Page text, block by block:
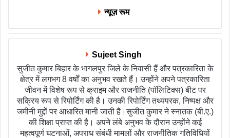
न्यूज़ रूम
Sujeet Singh
सुजीत कुमार बिहार के भागलपुर जिले के निवासी हैं और पत्रकारिता के
क्षेत्र में लगभग 8 वर्षों का अनुभव रखते हैं। उन्होंने अपने पत्रकारिता
जीवन में विशेष रूप से क्राइम और राजनीति (पॉलिटिक्स) बीट पर
सक्रिय रूप से रिपोर्टिंग की है। उनकी रिपोर्टिंग तथ्यपरक, निष्पक्ष और
जमीनी मुद्दों पर आधारित मानी जाती है।सुजीत कुमार ने स्नातक (बी.ए.)
की शिक्षा प्राप्त की है। अपने लंबे अनुभव के दौरान उन्होंने कई
महत्वपूर्ण घटनाओं, अपराध संबंधी मामलों और राजनीतिक गतिविधियों